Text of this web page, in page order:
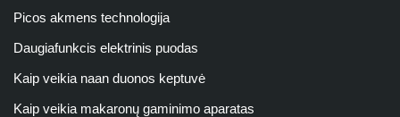
Picos akmens technologija
Daugiafunkcis elektrinis puodas
Kaip veikia naan duonos keptuvė
Kaip veikia makaronų gaminimo aparatas